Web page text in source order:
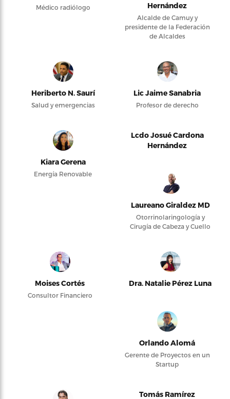
Médico radiólogo
Hernández
Alcalde de Camuy y
presidente de la Federación
de Alcaldes
Heriberto N. Saurí
Salud y emergencias
Lic Jaime Sanabria
Profesor de derecho
Kiara Gerena
Energía Renovable
Lcdo Josué Cardona
Hernández
Laureano Giraldez MD
Otorrinolaringología y
Cirugía de Cabeza y Cuello
Moises Cortés
Consultor Financiero
Dra. Natalie Pérez Luna
Orlando Alomá
Gerente de Proyectos en un
Startup
Tomás Ramírez